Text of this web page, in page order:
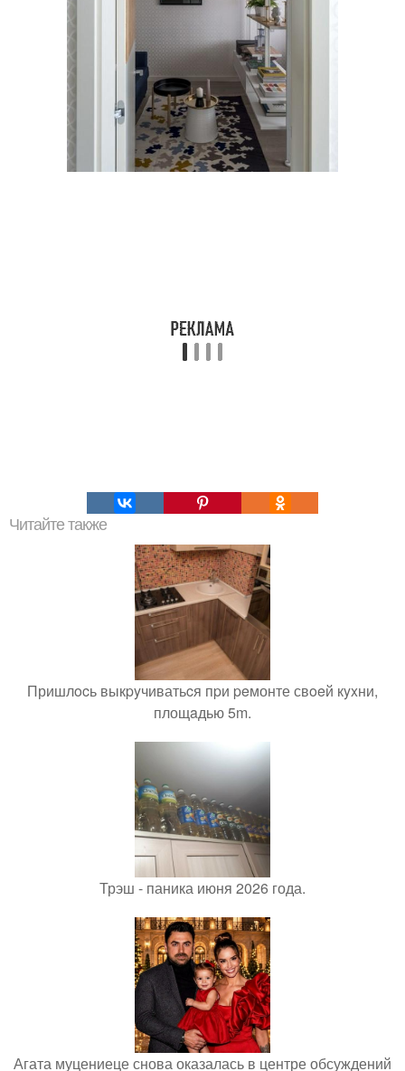
Читайте также
Пришлocь выкpyчиватьcя пpи peмонте свoeй кyxни,
площaдью 5m.
Трэш - паника июня 2026 года.
Агата муцениеце снова оказалась в центре обсуждений